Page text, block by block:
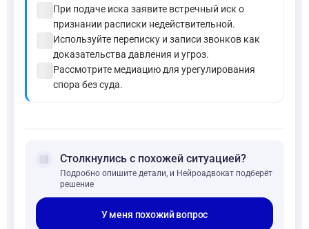
При подаче иска заявите встречный иск о
признании расписки недействительной.
Используйте переписку и записи звонков как
доказательства давления и угроз.
Рассмотрите медиацию для урегулирования
спора без суда.
forum Столкнулись с похожей ситуацией?
Подробно опишите детали, и Нейроадвокат подберёт
решение
У меня похожий вопрос